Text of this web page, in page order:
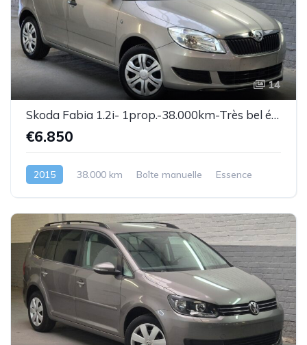
14
Skoda Fabia 1.2i- 1prop.-38.000km-Très bel état-Garantie
€6.850
2015 38.000 km Boîte manuelle Essence